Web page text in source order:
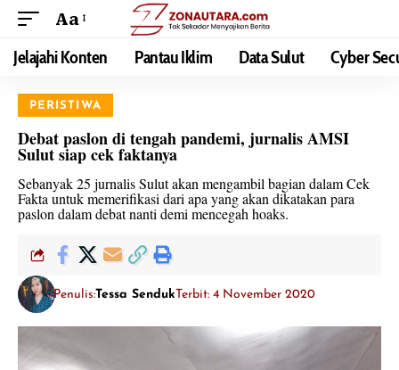
Aa
Jelajahi Konten Pantau Iklim Data Sulut Cyber
PERISTIWA
Debat paslon di tengah pandemi, jurnalis AMSI
Sulut siap cek faktanya
Sebanyak 25 jurnalis Sulut akan mengambil bagian dalam Cek
Fakta untuk memerifikasi dari apa yang akan dikatakan para
paslon dalam debat nanti demi mencegah hoaks.
Penulis:Tessa SendukTerbit: 4 November 2020